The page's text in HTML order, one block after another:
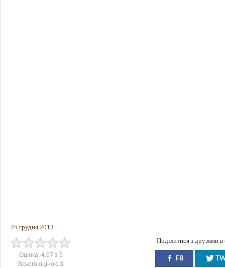
25 грудня 2013
Оцінка: 4.67 з 5
Всього оцінок: 3
Поділитися з друзями
FB